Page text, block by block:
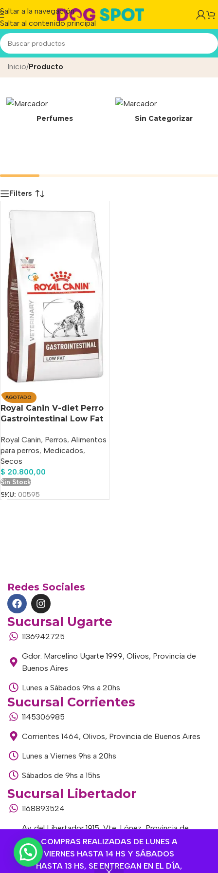
COMPRAS REALIZADAS DE LUNES A
VIERNES HASTA 14 HS Y SÁBADOS
HASTA 13 HS, SE ENTREGAN EN EL DÍA,
Saltar a la navegación
Saltar al contenido principal
Gastrointestinal Low Fat
Inicio/Producto
Perfumes Sin Categorizar
Filters
AGOTADO
Royal Canin V-diet Perro
Gastrointestinal Low Fat
Royal Canin, Perros, Alimentos
para perros, Medicados,
Secos
$ 20.800,00
Sin Stock
SKU: 00595
Redes Sociales
Sucursal Ugarte
1136942725
Gdor. Marcelino Ugarte 1999, Olivos, Provincia de
Buenos Aires
Lunes a Sábados 9hs a 20hs
Sucursal Corrientes
1145306985
Corrientes 1464, Olivos, Provincia de Buenos Aires
Lunes a Viernes 9hs a 20hs
Sábados de 9hs a 15hs
Sucursal Libertador
1168893524
Av. del Libertador 1915, Vte. López, Provincia de
Buenos Aires
Lunes a Viernes de 9hs a 13hs / 16hs a 20hs